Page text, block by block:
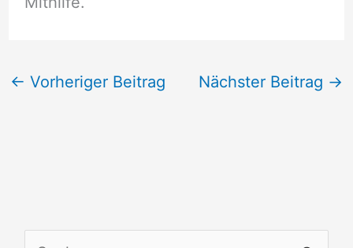
← Vorheriger Beitrag Nächster Beitrag →